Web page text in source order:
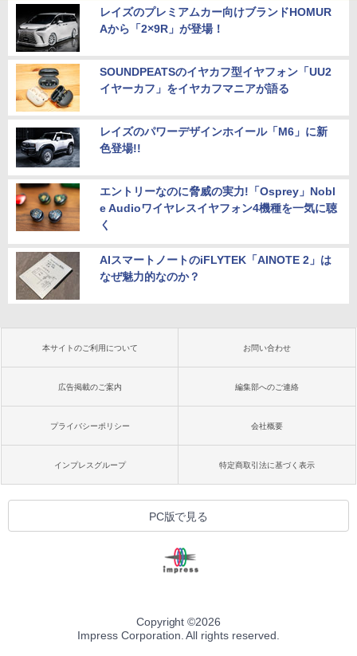
レイズのプレミアムカー向けブランドHOMUR
Aから「2×9R」が登場！
SOUNDPEATSのイヤカフ型イヤフォン「UU2
イヤーカフ」をイヤカフマニアが語る
レイズのパワーデザインホイール「M6」に新
色登場!!
エントリーなのに脅威の実力!「Osprey」Nobl
e Audioワイヤレスイヤフォン4機種を一気に聴
く
AIスマートノートのiFLYTEK「AINOTE 2」は
なぜ魅力的なのか？
本サイトのご利用について お問い合わせ
広告掲載のご案内 編集部へのご連絡
プライバシーポリシー 会社概要
インプレスグループ 特定商取引法に基づく表示
PC版で見る
Copyright ©2026
Impress Corporation. All rights reserved.